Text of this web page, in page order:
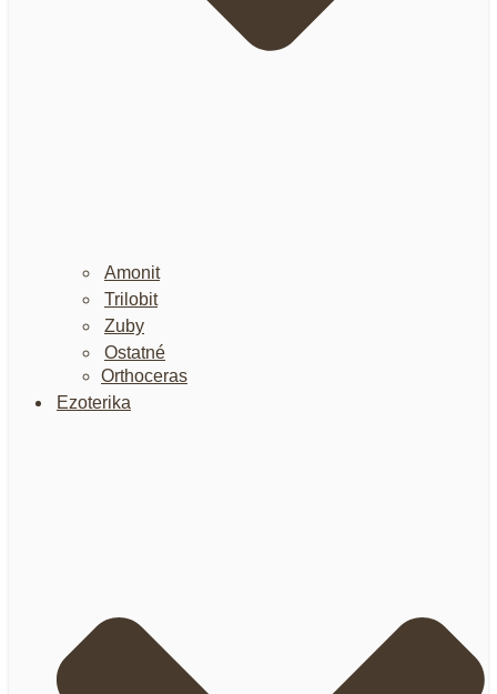
Amonit
Trilobit
Zuby
Ostatné
Orthoceras
Ezoterika